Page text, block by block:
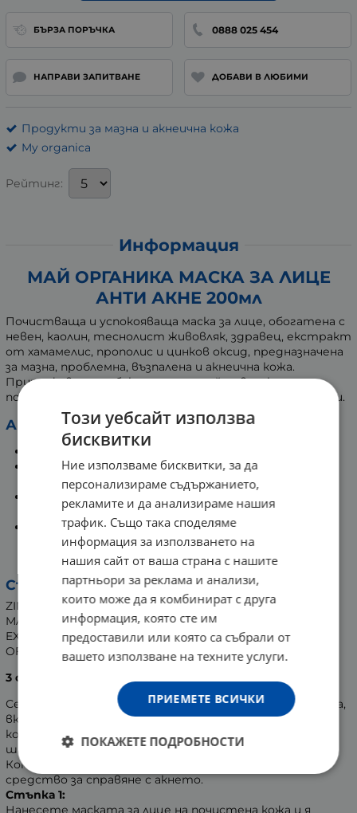
БЪРЗА ПОРЪЧКА 0888 025 454
НАПРАВИ ЗАПИТВАНЕ ДОБАВИ В ЛЮБИМИ
Продукти за мазна и акнеична кожа
My organica
Рейтинг:
Информация
МАЙ ОРГАНИКА МАСКА ЗА ЛИЦЕ
АНТИ АКНЕ 200мл
Почистваща и успокояваща маска за лице, обогатена с
невен, каолин, теснолист живовляк, здравец, екстракт
от хамамелис, прополис и цинков оксид, предназначена
за мазна, проблемна, възпалена и акнеична кожа.
Притежава антибактериално действие, като
понижава мастната секреция и свива широките пори.
Активни съставки:
Екстракт от невен: има омекотяващо и
антисептично действие.
Здравец:
оказва тонизиращ и капиляроукрепващ
ефект, успокоява, изглажда и освежава кожата.
Цинков оксид:действа антисептично и
противовъзпалително, намалява зачервяването и
раздразнението и успокоява.
Състав:
ZINC OXIDE, KAOLIN, AQUA, PROPOLYS, GERANIUM
MACRORRHIZUM EXTRACT, HAMAMELIS VIRGINIANA
EXTRACT, PLATANGO LANCELOTA EXTRACT, CALENDULA
OFFICINALIS FLWER EXTRACT.
3 стъпки за справяне с акнето:
Серията Anti Acne представлява комплексна програма,
включваща 3 продукта за мазна и проблемна кожа,
които оказват антибактериален ефект, свиват
широките пори и понижават мастната секреция.
Комбинирани заедно, продуктите са отлично
средство за справяне с акнето.
Стъпка 1:
Нанесете маската за лице на почистена кожа и я
Този уебсайт използва
бисквитки
Ние използваме бисквитки, за да
персонализираме съдържанието,
рекламите и да анализираме нашия
трафик. Също така споделяме
информация за използването на
нашия сайт от ваша страна с нашите
партньори за реклама и анализи,
които може да я комбинират с друга
информация, която сте им
предоставили или която са събрали от
вашето използване на техните услуги.
ПРИЕМЕТЕ ВСИЧКИ
ПОКАЖЕТЕ ПОДРОБНОСТИ